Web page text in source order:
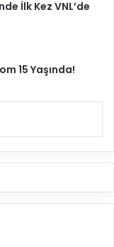
İlk Kez VNL’de
15 Yaşında!